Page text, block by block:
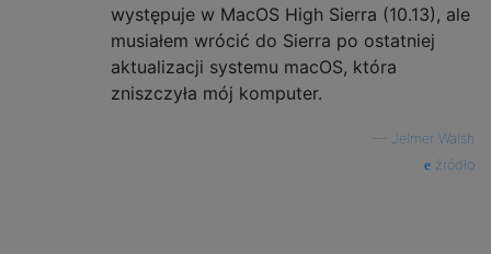
występuje w MacOS High Sierra (10.13), ale
musiałem wrócić do Sierra po ostatniej
aktualizacji systemu macOS, która
zniszczyła mój komputer.
Jelmer Walsh
źródło